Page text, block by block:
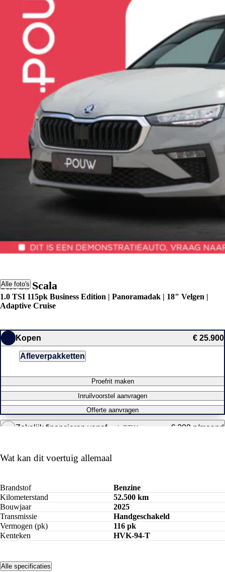
Alle foto's
Škoda Scala
1.0 TSI 115pk Business Edition | Panoramadak | 18" Velgen |
Adaptive Cruise
Kopen € 25.900
Afleverpakketten
Proefrit maken
Inruilvoorstel aanvragen
Offerte aanvragen
Zakelijk financieren vanafexcl. BTW € 200 p/maand
Wat kan dit voertuig allemaal
Brandstof
Benzine
Kilometerstand
52.500 km
Bouwjaar
2025
Transmissie
Handgeschakeld
Vermogen (pk)
116 pk
Kenteken
HVK-94-T
Alle specificaties